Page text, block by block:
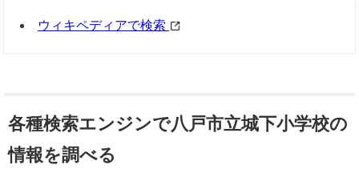
ウィキペディアで検索
各種検索エンジンで八戸市立城下小学校の
情報を調べる